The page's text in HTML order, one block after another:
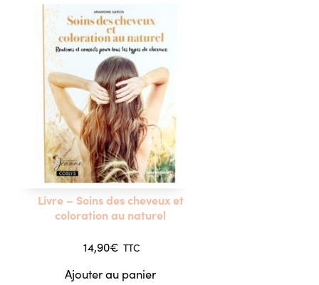
Livre – Soins des cheveux et
coloration au naturel
14,90€ TTC
Ajouter au panier